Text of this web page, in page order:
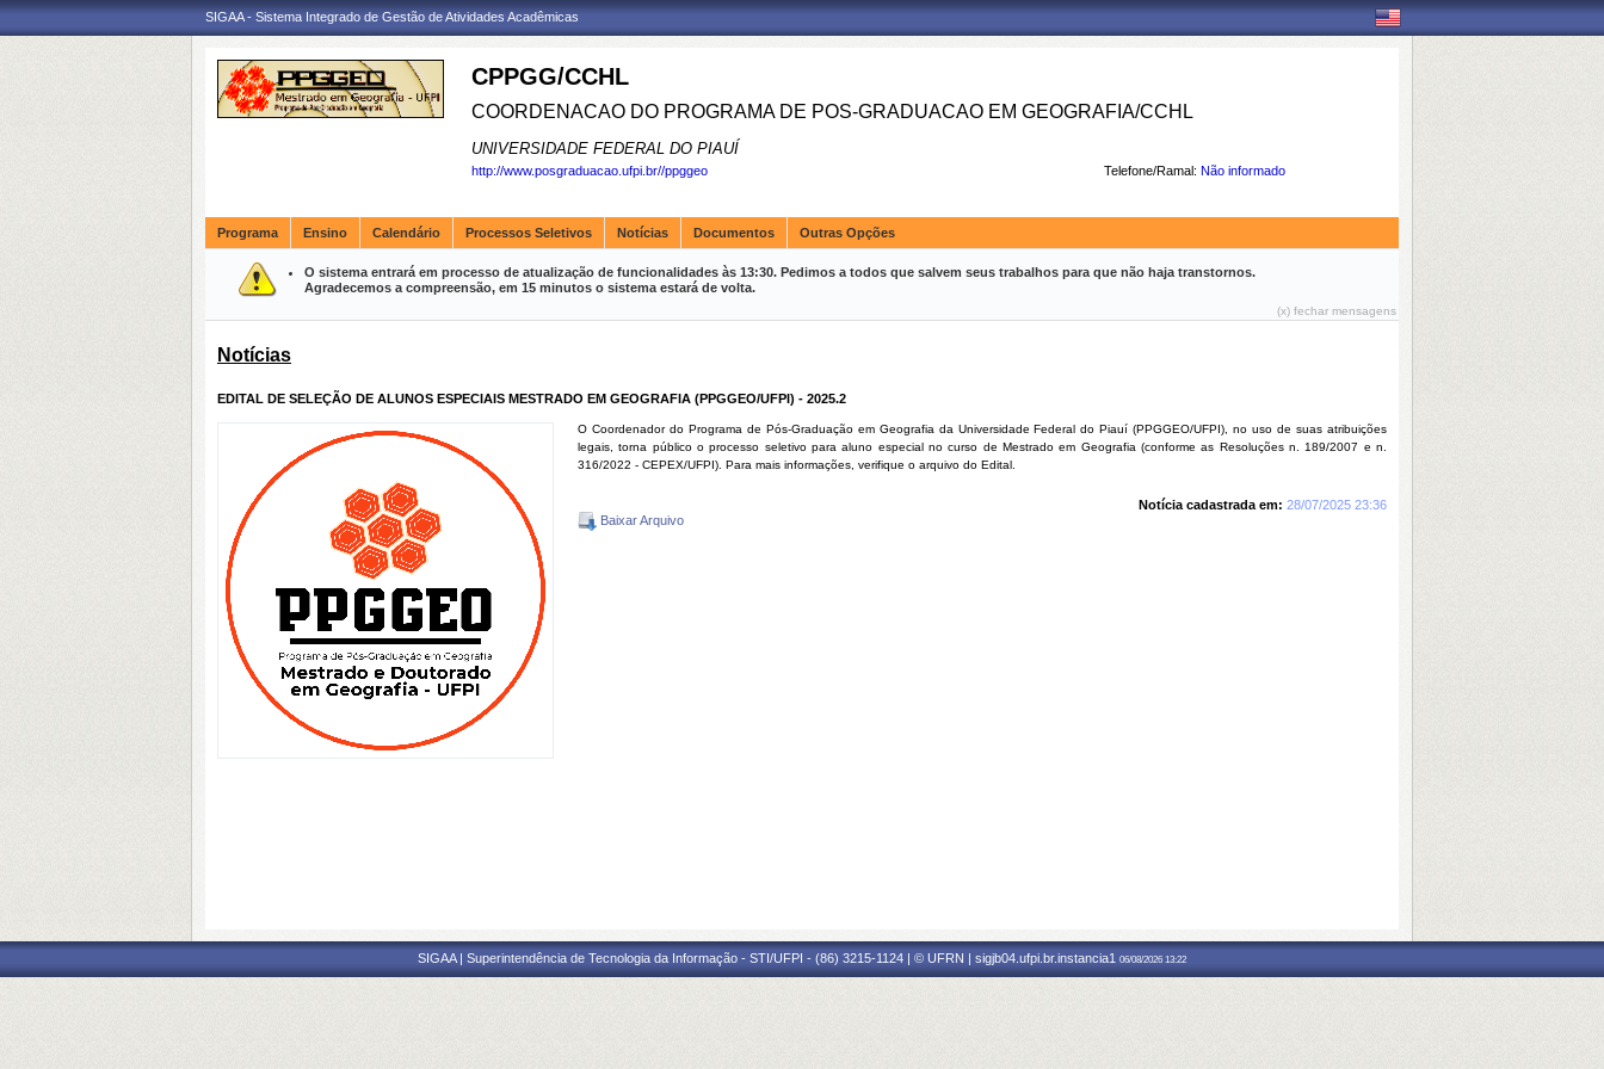
SIGAA - Sistema Integrado de Gestão de Atividades Acadêmicas
CPPGG/CCHL
COORDENACAO DO PROGRAMA DE POS-GRADUACAO EM GEOGRAFIA/CCHL
UNIVERSIDADE FEDERAL DO PIAUÍ
Telefone/Ramal: Não informado
http://www.posgraduacao.ufpi.br//ppggeo
Programa Ensino Calendário Processos Seletivos Notícias Documentos Outras Opções
O sistema entrará em processo de atualização de funcionalidades às 13:30. Pedimos a todos que salvem seus trabalhos para que não haja transtornos.
Agradecemos a compreensão, em 15 minutos o sistema estará de volta.
(x) fechar mensagens
Notícias
EDITAL DE SELEÇÃO DE ALUNOS ESPECIAIS MESTRADO EM GEOGRAFIA (PPGGEO/UFPI) - 2025.2
O Coordenador do Programa de Pós-Graduação em Geografia da Universidade Federal do Piauí (PPGGEO/UFPI), no uso de suas atribuições
legais, torna público o processo seletivo para aluno especial no curso de Mestrado em Geografia (conforme as Resoluções n. 189/2007 e n.
316/2022 - CEPEX/UFPI). Para mais informações, verifique o arquivo do Edital.
Notícia cadastrada em: 28/07/2025 23:36
Baixar Arquivo
SIGAA | Superintendência de Tecnologia da Informação - STI/UFPI - (86) 3215-1124 | © UFRN | sigjb04.ufpi.br.instancia1 06/08/2026 13:22